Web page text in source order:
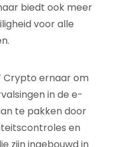
biedt ook meer
voor alle
Crypto ernaar om
in de e-
te pakken door
en